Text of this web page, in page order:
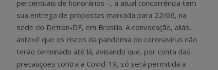
percentuais de honorários –, a atual concorrência tem
sua entrega de propostas marcada para 22/06, na
sede do Detran-DF, em Brasília. A convocação, aliás,
antevê que os riscos da pandemia do coronavírus não
terão terminado até lá, avisando que, por conta das
precauções contra a Covid-19, só será permitida a